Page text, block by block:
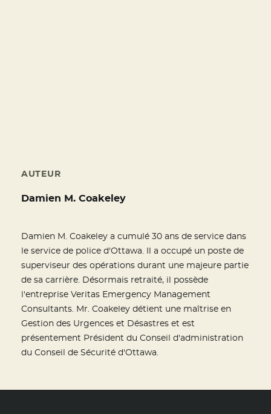
AUTEUR
Damien M. Coakeley
Damien M. Coakeley a cumulé 30 ans de service dans
le service de police d'Ottawa. Il a occupé un poste de
superviseur des opérations durant une majeure partie
de sa carrière. Désormais retraité, il possède
l'entreprise Veritas Emergency Management
Consultants. Mr. Coakeley détient une maîtrise en
Gestion des Urgences et Désastres et est
présentement Président du Conseil d'administration
du Conseil de Sécurité d'Ottawa.